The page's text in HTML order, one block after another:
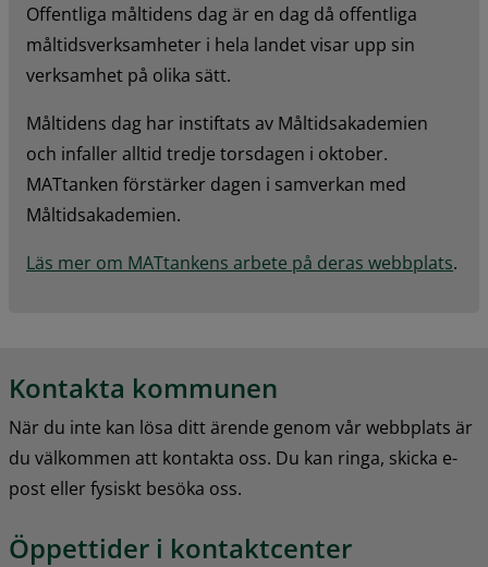
Offentliga måltidens dag är en dag då offentliga
måltidsverksamheter i hela landet visar upp sin
verksamhet på olika sätt.
Måltidens dag har instiftats av Måltidsakademien
och infaller alltid tredje torsdagen i oktober.
MATtanken förstärker dagen i samverkan med
Måltidsakademien.
Läs mer om MATtankens arbete på deras webbplats.
Kontakta kommunen
När du inte kan lösa ditt ärende genom vår webbplats är
du välkommen att kontakta oss. Du kan ringa, skicka e-
post eller fysiskt besöka oss.
Öppettider i kontaktcenter